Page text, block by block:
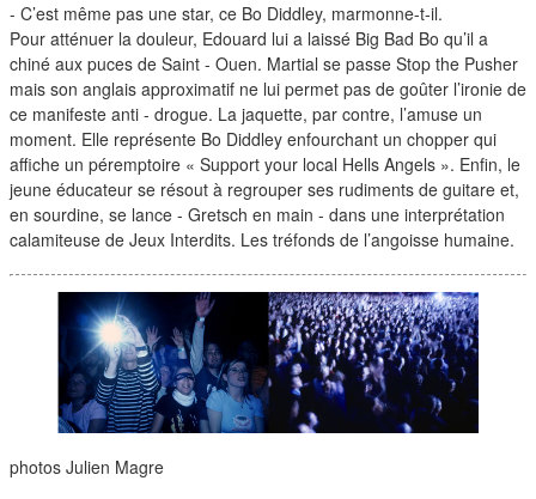
- C’est même pas une star, ce Bo Diddley, marmonne-t-il.
Pour atténuer la douleur, Edouard lui a laissé Big Bad Bo qu’il a
chiné aux puces de Saint - Ouen. Martial se passe Stop the Pusher
mais son anglais approximatif ne lui permet pas de goûter l’ironie de
ce manifeste anti - drogue. La jaquette, par contre, l’amuse un
moment. Elle représente Bo Diddley enfourchant un chopper qui
affiche un péremptoire « Support your local Hells Angels ». Enfin, le
jeune éducateur se résout à regrouper ses rudiments de guitare et,
en sourdine, se lance - Gretsch en main - dans une interprétation
calamiteuse de Jeux Interdits. Les tréfonds de l’angoisse humaine.
photos Julien Magre